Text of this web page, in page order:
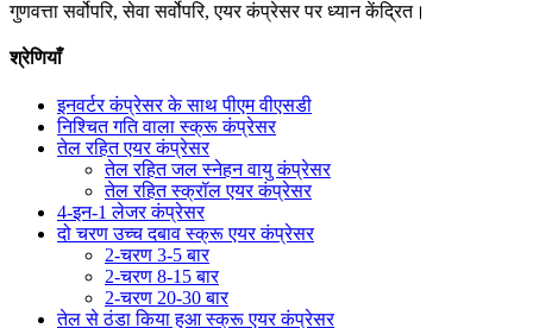
गुणवत्ता सर्वोपरि, सेवा सर्वोपरि, एयर कंप्रेसर पर ध्यान केंद्रित।
श्रेणियाँ
इनवर्टर कंप्रेसर के साथ पीएम वीएसडी
निश्चित गति वाला स्क्रू कंप्रेसर
तेल रहित एयर कंप्रेसर
तेल रहित जल स्नेहन वायु कंप्रेसर
तेल रहित स्क्रॉल एयर कंप्रेसर
4-इन-1 लेजर कंप्रेसर
दो चरण उच्च दबाव स्क्रू एयर कंप्रेसर
2-चरण 3-5 बार
2-चरण 8-15 बार
2-चरण 20-30 बार
तेल से ठंडा किया हुआ स्क्रू एयर कंप्रेसर